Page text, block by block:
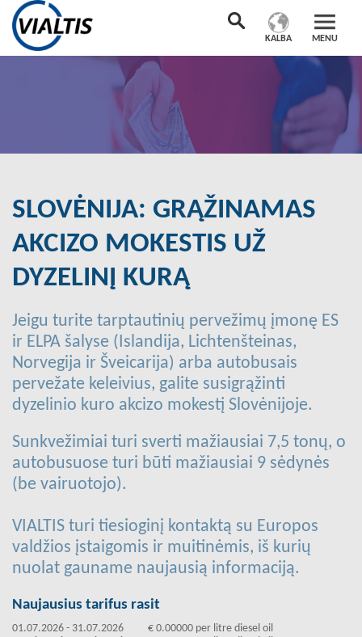
MENU
KALBA
SLOVĖNIJA: GRĄŽINAMAS
AKCIZO MOKESTIS UŽ
DYZELINĮ KURĄ
Jeigu turite tarptautinių pervežimų įmonę ES
ir ELPA šalyse (Islandija, Lichtenšteinas,
Norvegija ir Šveicarija) arba autobusais
pervežate keleivius, galite susigrąžinti
dyzelinio kuro akcizo mokestį Slovėnijoje.
Sunkvežimiai turi sverti mažiausiai 7,5 tonų, o
autobusuose turi būti mažiausiai 9 sėdynės
(be vairuotojo).
VIALTIS turi tiesioginį kontaktą su Europos
valdžios įstaigomis ir muitinėmis, iš kurių
nuolat gauname naujausią informaciją.
Naujausius tarifus rasit
01.07.2026 - 31.07.2026
€ 0.00000 per litre diesel oil